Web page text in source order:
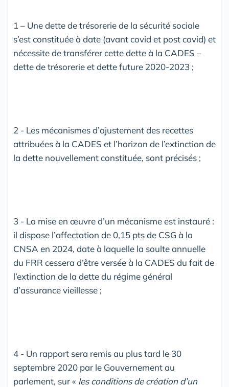
1 – Une dette de trésorerie de la sécurité sociale
s’est constituée à date (avant covid et post covid) et
nécessite de transférer cette dette à la CADES –
dette de trésorerie et dette future 2020-2023 ;
2 - Les mécanismes d’ajustement des recettes
attribuées à la CADES et l’horizon de l’extinction de
la dette nouvellement constituée, sont précisés ;
3 - La mise en œuvre d’un mécanisme est instauré :
il dispose l’affectation de 0,15 pts de CSG à la
CNSA en 2024, date à laquelle la soulte annuelle
du FRR cessera d’être versée à la CADES du fait de
l’extinction de la dette du régime général
d’assurance vieillesse ;
4 - Un rapport sera remis au plus tard le 30
septembre 2020 par le Gouvernement au
parlement, sur « les conditions de création d’un